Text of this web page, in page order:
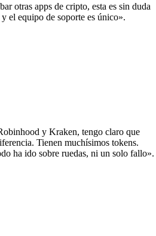
otras apps de cripto, esta es sin duda
el equipo de soporte es único».
y Kraken, tengo claro que
Tienen muchísimos tokens.
ha ido sobre ruedas, ni un solo fallo».